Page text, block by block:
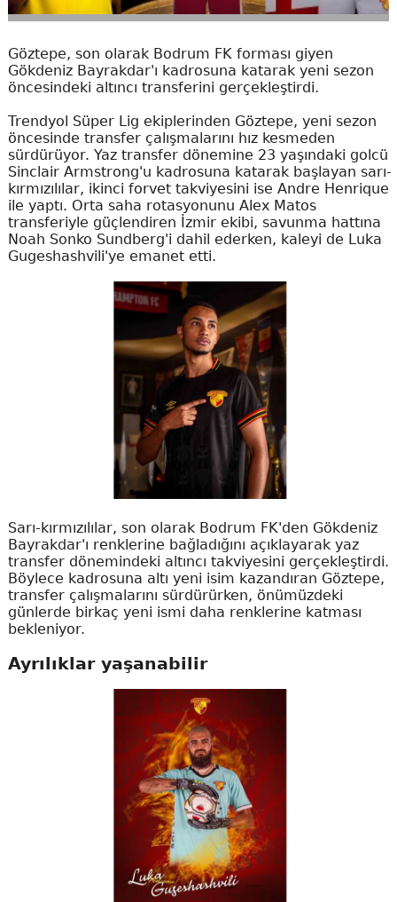
Göztepe, son olarak Bodrum FK forması giyen
Gökdeniz Bayrakdar'ı kadrosuna katarak yeni sezon
öncesindeki altıncı transferini gerçekleştirdi.
Trendyol Süper Lig ekiplerinden Göztepe, yeni sezon
öncesinde transfer çalışmalarını hız kesmeden
sürdürüyor. Yaz transfer dönemine 23 yaşındaki golcü
Sinclair Armstrong'u kadrosuna katarak başlayan sarı-
kırmızılılar, ikinci forvet takviyesini ise Andre Henrique
ile yaptı. Orta saha rotasyonunu Alex Matos
transferiyle güçlendiren İzmir ekibi, savunma hattına
Noah Sonko Sundberg'i dahil ederken, kaleyi de Luka
Gugeshashvili'ye emanet etti.
Sarı-kırmızılılar, son olarak Bodrum FK'den Gökdeniz
Bayrakdar'ı renklerine bağladığını açıklayarak yaz
transfer dönemindeki altıncı takviyesini gerçekleştirdi.
Böylece kadrosuna altı yeni isim kazandıran Göztepe,
transfer çalışmalarını sürdürürken, önümüzdeki
günlerde birkaç yeni ismi daha renklerine katması
bekleniyor.
Ayrılıklar yaşanabilir